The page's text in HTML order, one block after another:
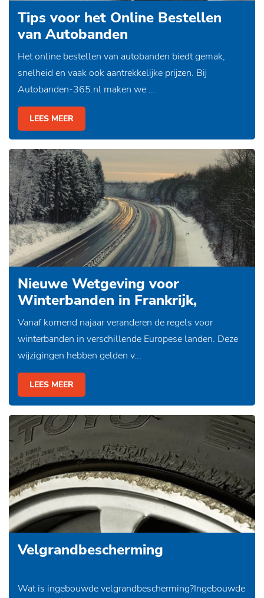
Tips voor het Online Bestellen
van Autobanden
Het online bestellen van autobanden biedt gemak,
snelheid en vaak ook aantrekkelijke prijzen. Bij
Autobanden-365.nl maken we ...
LEES MEER
Nieuwe Wetgeving voor
Winterbanden in Frankrijk,
Duitsland, Oostenrijk en Zweden
Vanaf komend najaar veranderen de regels voor
winterbanden in verschillende Europese landen. Deze
wijzigingen hebben gelden v...
LEES MEER
Velgrandbescherming
Wat is ingebouwde velgrandbescherming?Ingebouwde